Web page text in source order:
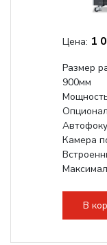
Цена: 1
Размер
900мм
Камера
140мм,...
В